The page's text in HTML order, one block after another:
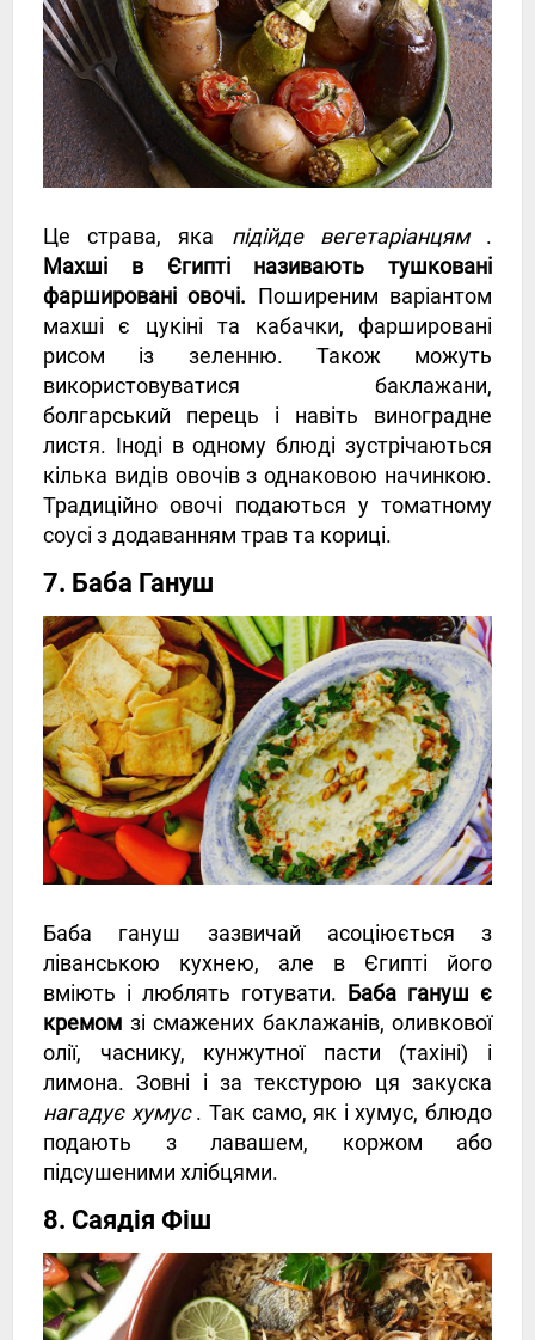
Це страва, яка підійде вегетаріанцям.
Махші в Єгипті називають тушковані
фаршировані овочі. Поширеним варіантом
махші є цукіні та кабачки, фаршировані
рисом із зеленню. Також можуть
використовуватися баклажани,
болгарський перець і навіть виноградне
листя. Іноді в одному блюді зустрічаються
кілька видів овочів з однаковою начинкою.
Традиційно овочі подаються у томатному
соусі з додаванням трав та кориці.
7. Баба Гануш
Баба гануш зазвичай асоціюється з
ліванською кухнею, але в Єгипті його
вміють і люблять готувати. Баба гануш є
кремом зі смажених баклажанів, оливкової
олії, часнику, кунжутної пасти (тахіні) і
лимона. Зовні і за текстурою ця закуска
нагадує хумус. Так само, як і хумус, блюдо
подають з лавашем, коржом або
підсушеними хлібцями.
8. Саядія Фіш